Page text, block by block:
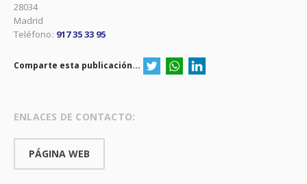
28034
Madrid
Teléfono: 917 35 33 95
Comparte esta publicación...
ENLACES DE CONTACTO:
PÁGINA WEB